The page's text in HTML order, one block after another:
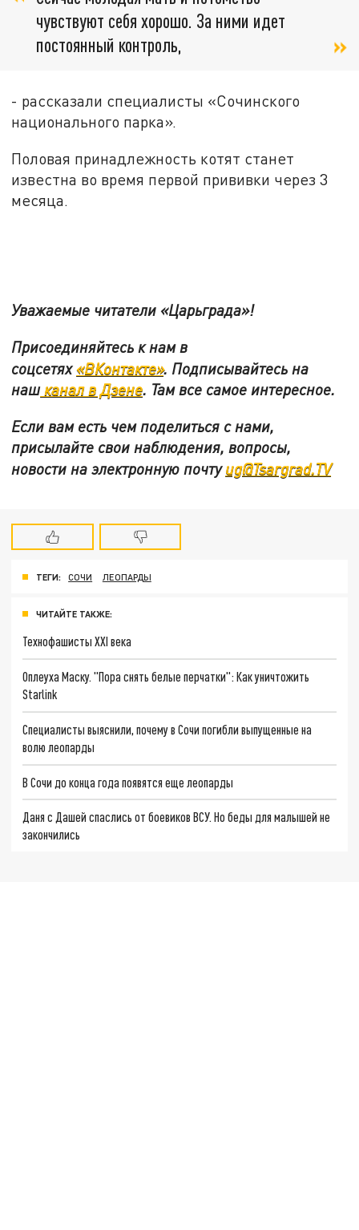
чувствуют себя хорошо. За ними идет
постоянный контроль,
- рассказали специалисты «Сочинского
национального парка».
Половая принадлежность котят станет
известна во время первой прививки через 3
месяца.
Уважаемые читатели «Царьграда»!
Присоединяйтесь к нам в
соцсетях«ВКонтакте». Подписывайтесь на
нашканал в Дзене. Там все самое интересное.
Если вам есть чем поделиться с нами,
присылайте свои наблюдения, вопросы,
новости на электронную почтуug@Tsargrad.TV
ТЕГИ: СОЧИ ЛЕОПАРДЫ
ЧИТАЙТЕ ТАКЖЕ:
Технофашисты XXI века
Оплеуха Маску. "Пора снять белые перчатки": Как уничтожить
Starlink
Специалисты выяснили, почему в Сочи погибли выпущенные на
волю леопарды
В Сочи до конца года появятся еще леопарды
Даня с Дашей спаслись от боевиков ВСУ. Но беды для малышей не
закончились